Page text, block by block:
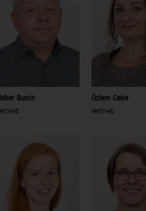
Busch
Özlem Cebe
Vertrieb